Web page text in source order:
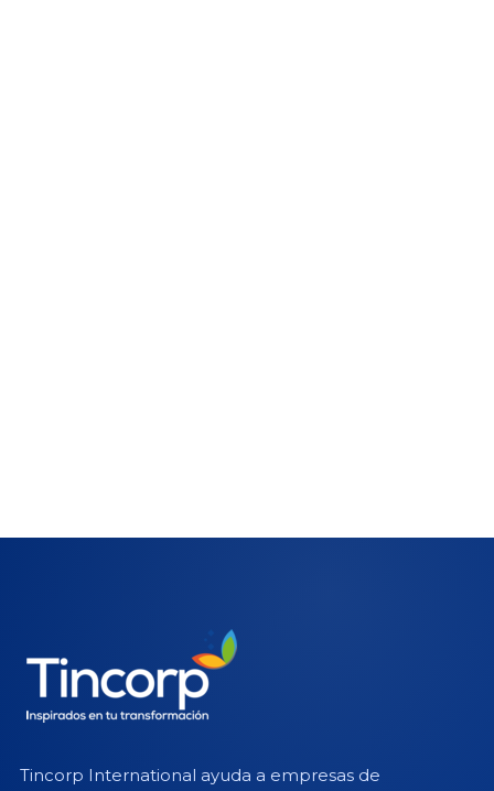
Tincorp International ayuda a empresas de